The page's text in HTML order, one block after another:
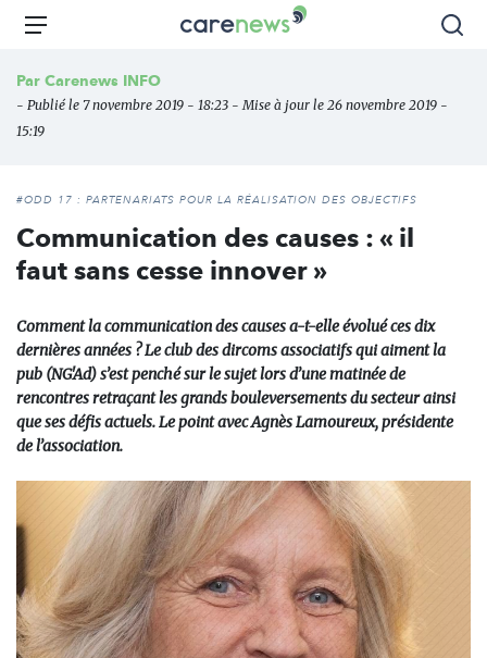
Aller
principal
Carenews,
des
Menu
Par Carenews INFO
- Publié le 7 novembre 2019 - 18:23 - Mise à jour le 26 novembre 2019 -
15:19
#ODD 17 : PARTENARIATS POUR LA RÉALISATION DES OBJECTIFS
Communication des causes : « il
faut sans cesse innover »
Comment la communication des causes a-t-elle évolué ces dix
dernières années ? Le club des dircoms associatifs qui aiment la
pub (NG'Ad) s’est penché sur le sujet lors d’une matinée de
rencontres retraçant les grands bouleversements du secteur ainsi
que ses défis actuels. Le point avec Agnès Lamoureux, présidente
de l’association.